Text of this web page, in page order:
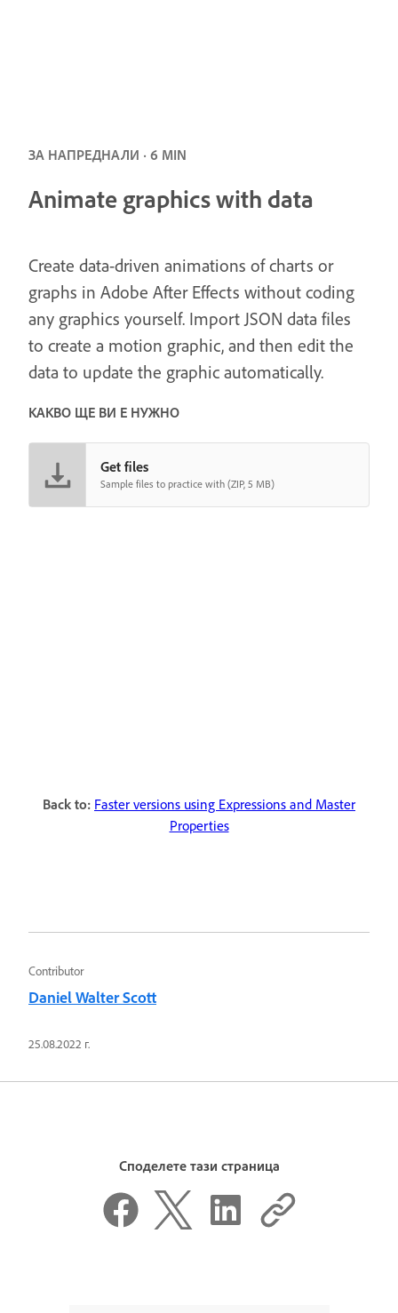
ЗА НАПРЕДНАЛИ · 6 MIN
Animate graphics with data
Create data-driven animations of charts or
graphs in Adobe After Effects without coding
any graphics yourself. Import JSON data files
to create a motion graphic, and then edit the
data to update the graphic automatically.
КАКВО ЩЕ ВИ Е НУЖНО
Get files
Sample files to practice with (ZIP, 5 MB)
Back to: Faster versions using Expressions and Master
Properties
Contributor
Daniel Walter Scott
25.08.2022 г.
Споделете тази страница